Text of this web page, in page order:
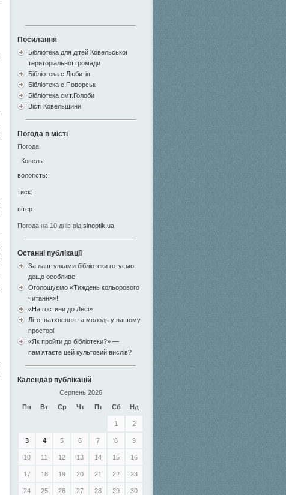
Посилання
Бібліотека для дітей Ковельської
територіальної громади
Бібліотека с.Любитів
Бібліотека с.Поворськ
Бібліотека смт.Голоби
Вісті Ковельщини
Погода в місті
Погода
Ковель
вологість:
тиск:
вітер:
Погода на 10 днів від sinoptik.ua
Останні публікації
За лаштунками бібліотеки готуємо
дещо особливе!
Оголошуємо «Тиждень кольорового
читання»!
«На гостини до Лесі»
Літо, натхнення та молодь у нашому
просторі
«Як пройти до бібліотеки?» —
пам’ятаєте цей культовий вислів?
Календар публікацій
Серпень 2026
Пн
Вт Ср Чт Пт Сб Нд
1 2
3 4 5 6 7 8 9
10 11 12 13 14 15 16
17 18 19 20 21 22 23
24 25 26 27 28 29 30